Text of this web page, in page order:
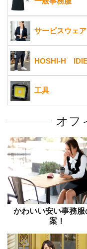
サービスウェア
HOSHI-H
工具
オフ
かわいい安い事務服
案！